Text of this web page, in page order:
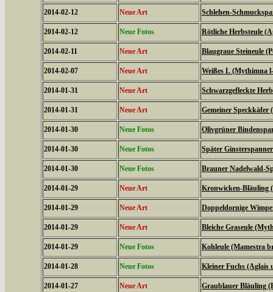
2014-02-12 Neue Art Schlehen-
2014-02-12 Neue Fotos Rötliche Herbsteule
2014-02-11 Neue Art Blaugraue Steineule
2014-02-07 Neue Art Weißes L (Mythimna
2014-01-31 Neue Art Schwarzgefleckte
2014-01-31 Neue Art Gemeiner Speckkäfer
2014-01-30 Neue Fotos Olivgrüner
2014-01-30 Neue Fotos Später
2014-01-30 Neue Fotos Brauner Nadelwald-
2014-01-29 Neue Art Kronwicken-Bläuling
2014-01-29 Neue Art Doppeldornige
2014-01-29 Neue Art Bleiche Graseule
2014-01-29 Neue Fotos Kohleule (Mamestra
2014-01-28 Neue Fotos Kleiner Fuchs (Aglais
2014-01-27 Neue Art Graublauer Bläuling